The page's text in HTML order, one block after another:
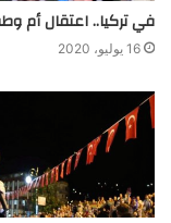
أمطار الهضبة
في تركيا.. اعتقال أم
16 يوليو، 2020